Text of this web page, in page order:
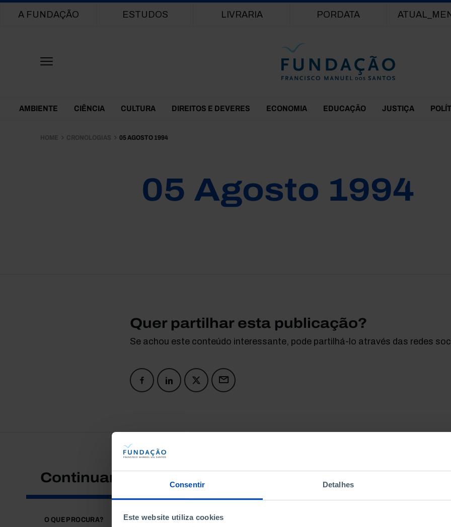
Consentir Detalhes
Este website utiliza cookies
Main navigation
A FUNDAÇÃO ESTUDOS LIVRARIA PORDATA
Themes Menu
AMBIENTE CIÊNCIA CULTURA DIREITOS E DEVERES ECONOMIA EDUCAÇÃO JUSTIÇA
HOME CRONOLOGIAS 05 AGOSTO 1994
05 Agosto 1994
Quer partilhar esta publicação?
Se achou este conteúdo interessante, pode partilhá-lo através das redes
Continuar a pesquisar
O QUE PROCURA?